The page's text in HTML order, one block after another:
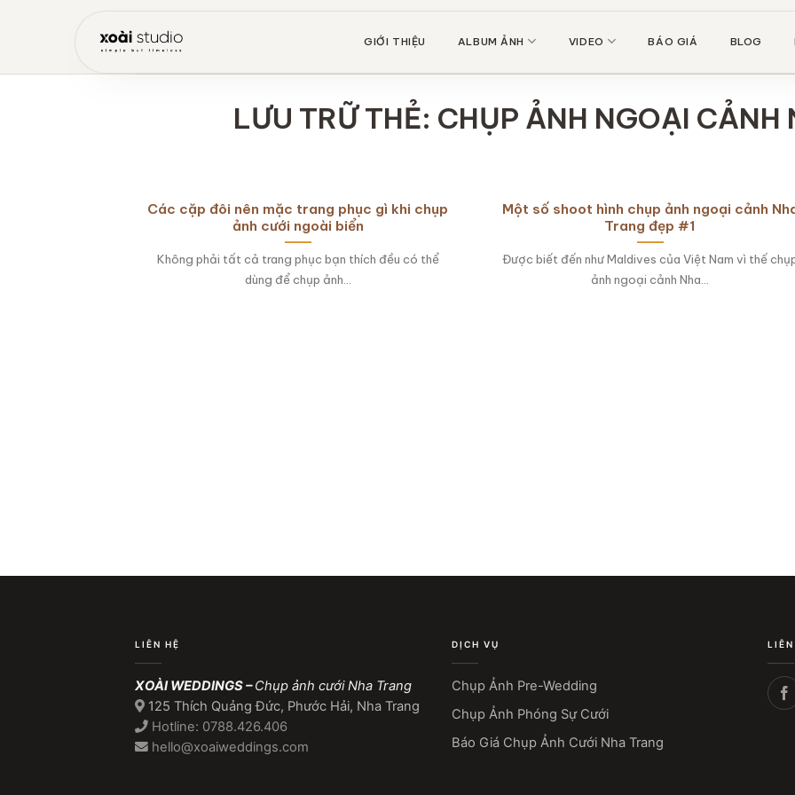
dung
GIỚI THIỆU ALBUM ẢNH VIDEO BÁO GIÁ BLOG
LƯU TRỮ THẺ: CHỤP ẢNH NGOẠI CẢNH
Các cặp đôi nên mặc trang phục gì khi chụp
ảnh cưới ngoài biển
Không phải tất cả trang phục bạn thích đều có thể
dùng để chụp ảnh...
Một số shoot hình chụp ảnh ngoại cảnh
Trang đẹp #1
Được biết đến như Maldives của Việt Nam vì thế
ảnh ngoại cảnh Nha...
LIÊN HỆ
XOÀI WEDDINGS –Chụp ảnh cưới Nha Trang
125 Thích Quảng Đức, Phước Hải, Nha Trang
Hotline: 0788.426.406
hello@xoaiweddings.com
DỊCH VỤ
Chụp Ảnh Pre-Wedding
Chụp Ảnh Phóng Sự Cưới
Báo Giá Chụp Ảnh Cưới Nha Trang